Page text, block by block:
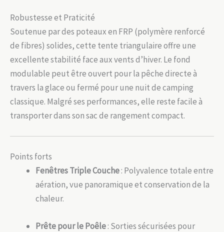
Robustesse et Praticité
Soutenue par des poteaux en FRP (polymère renforcé
de fibres) solides, cette tente triangulaire offre une
excellente stabilité face aux vents d’hiver. Le fond
modulable peut être ouvert pour la pêche directe à
travers la glace ou fermé pour une nuit de camping
classique. Malgré ses performances, elle reste facile à
transporter dans son sac de rangement compact.
Points forts
Fenêtres Triple Couche: Polyvalence totale entre
aération, vue panoramique et conservation de la
chaleur.
Prête pour le Poêle: Sorties sécurisées pour